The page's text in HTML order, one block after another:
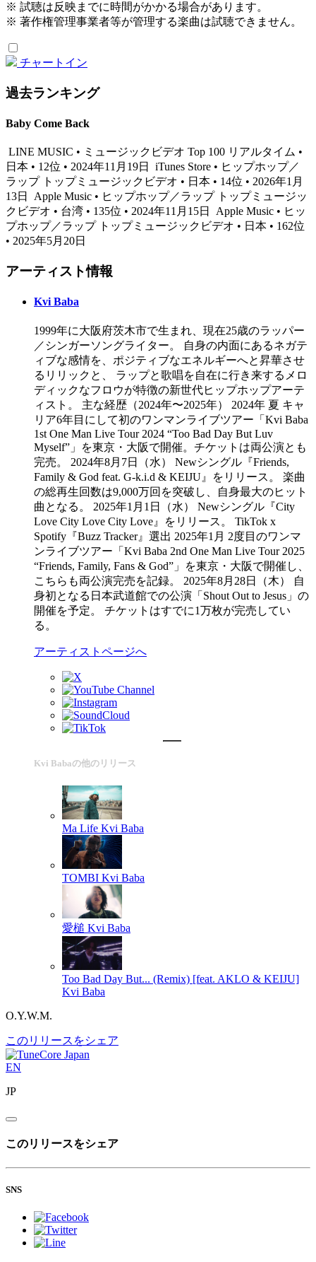
※ 試聴は反映までに時間がかかる場合があります。
※ 著作権管理事業者等が管理する楽曲は試聴できません。
チャートイン
過去ランキング
Baby Come Back
LINE MUSIC • ミュージックビデオ Top 100 リアルタイム •
日本 • 12位 • 2024年11月19日
iTunes Store • ヒップホップ／
ラップ トップミュージックビデオ • 日本 • 14位 • 2026年1月
13日
Apple Music • ヒップホップ／ラップ トップミュージッ
クビデオ • 台湾 • 135位 • 2024年11月15日
Apple Music • ヒッ
プホップ／ラップ トップミュージックビデオ • 日本 • 162位
• 2025年5月20日
アーティスト情報
Kvi Baba
1999年に大阪府茨木市で生まれ、現在25歳のラッパー
／シンガーソングライター。 自身の内面にあるネガテ
ィブな感情を、ポジティブなエネルギーへと昇華させ
るリリックと、 ラップと歌唱を自在に行き来するメロ
ディックなフロウが特徴の新世代ヒップホップアーテ
ィスト。 主な経歴（2024年〜2025年） 2024年 夏 キャ
リア6年目にして初のワンマンライブツアー「Kvi Baba
1st One Man Live Tour 2024 “Too Bad Day But Luv
Myself”」を東京・大阪で開催。チケットは両公演とも
完売。 2024年8月7日（水） Newシングル『Friends,
Family & God feat. G-k.i.d & KEIJU』をリリース。 楽曲
の総再生回数は9,000万回を突破し、自身最大のヒット
曲となる。 2025年1月1日（水） Newシングル『City
Love City Love City Love』をリリース。 TikTok x
Spotify『Buzz Tracker』選出 2025年1月 2度目のワンマ
ンライブツアー「Kvi Baba 2nd One Man Live Tour 2025
“Friends, Family, Fans & God”」を東京・大阪で開催し、
こちらも両公演完売を記録。 2025年8月28日（木） 自
身初となる日本武道館での公演「Shout Out to Jesus」の
開催を予定。 チケットはすでに1万枚が完売してい
る。
アーティストページへ
Kvi Babaの他のリリース
Ma Life Kvi Baba
TOMBI Kvi Baba
愛槌 Kvi Baba
Too Bad Day But... (Remix) [feat. AKLO & KEIJU]
Kvi Baba
O.Y.W.M.
このリリースをシェア
EN
JP
このリリースをシェア
SNS